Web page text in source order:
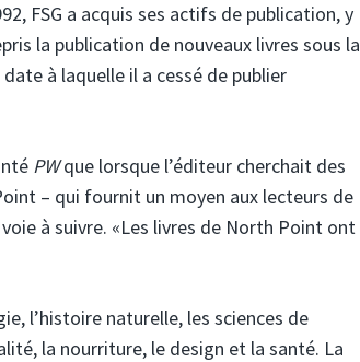
FSG a acquis ses actifs de publication, y
la publication de nouveaux livres sous la
à laquelle il a cessé de publier
PWque lorsque l’éditeur cherchait des
– qui fournit un moyen aux lecteurs de
à suivre. «Les livres de North Point ont
l’histoire naturelle, les sciences de
la nourriture, le design et la santé. La